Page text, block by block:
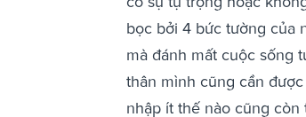
bọc bởi 4 bức tường của
mà đánh mất cuộc sống
thân mình cũng cần
nhập ít thế nào cũng